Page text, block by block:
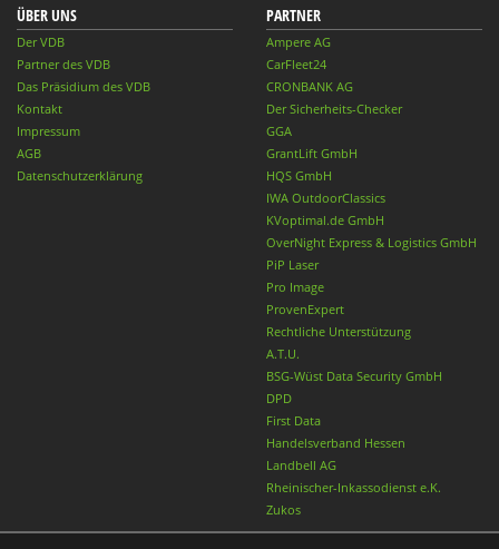
ÜBER UNS
Der VDB
Partner des VDB
Das Präsidium des VDB
Kontakt
Impressum
AGB
Datenschutzerklärung
PARTNER
Ampere AG
CarFleet24
CRONBANK AG
Der Sicherheits-Checker
GGA
GrantLift GmbH
HQS GmbH
IWA OutdoorClassics
KVoptimal.de GmbH
OverNight Express & Logistics GmbH
PiP Laser
Pro Image
ProvenExpert
Rechtliche Unterstützung
A.T.U.
BSG-Wüst Data Security GmbH
DPD
First Data
Handelsverband Hessen
Landbell AG
Rheinischer-Inkassodienst e.K.
Zukos